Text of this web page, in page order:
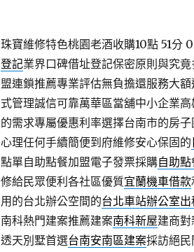
珠寶維修特色桃園老酒收購10點 51分
登記業界口碑借址登記保密原則與究
盟連鎖推薦專業評估無負擔還服務大
式管理誠信可靠萬華區當舖中小企業
的需求專屬優惠利率選擇台南市的房
心理任何手續簡便到府維修安心保固的
點單自助點餐加盟電子發票採購自助點
修給民眾便利各社區優質宜蘭機車借款
用的台北辦公空間的台北車站辦公室出
南科熱門建案推薦建案南科新屋建商
透天別墅首選台南安南區建案採訪絕